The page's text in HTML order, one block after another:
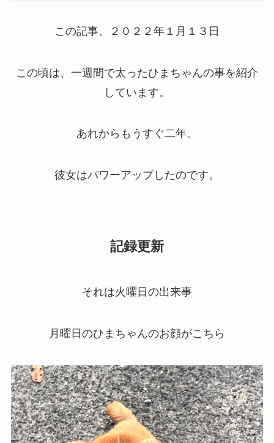
この記事、２０２２年１月１３日
この頃は、一週間で太ったひまちゃんの事を紹介
しています。
あれからもうすぐ二年。
彼女はパワーアップしたのです。
記録更新
それは火曜日の出来事
月曜日のひまちゃんのお顔がこちら